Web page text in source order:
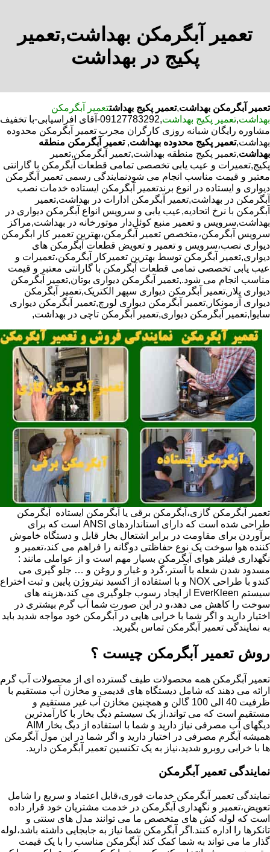
تعمیر آبگرمکن بهداشت,تعمیر
پکیج در بهداشت
تعمیر آبگرمکن بهداشت,تعمیر پکیج بهداشتتعمیر آبگرمکن
بهداشت,تعمیر پکیج بهداشت
,09127783292-آقای افراسیابی-با تخفیف
مشاوره رایگان شبانه روزی کارگران مجرب تعمیر آبگرمکن محدوده
بهداشت,تعمیر پکیج محدوده بهداشت, تعمیر آبگرمکن منطقه
بهداشت,تعمیر پکیج منطقه بهداشت,تعمیر آبگرمکن,تعمیر
پکیج,تعمیرات و عیب یابی تخصصی تمامی قطعات آبگرمکن با گارانتی
معتبر و قیمت مناسب انجام می شودنمایندگی رسمی تعمیر آبگرمکن
دیواری و ایستاده در انوع برندتعمیر آبگرمکن ایستاده خدمات نصب
آبگرمکن در بهداشت,تعمیر آبگرمکن ادارات در بهداشت,تعمیر
آبگرمکن با نرخ اتحادیه,عیب یابی و سرویس انواع آبگرمکن دیواری در
بهداشت,سرویس و تعمیر منبع کوئل‌دار موتورخانه در بهداشت,مراکز
سرویس آبگرمکن،متخصص تعمیر آبگرمکن،بهترین تعمیر کار ابگرمکن
دیواری نصب،سرویس و تعمیر و تعویض قطعات آبگرمکن های
دیواری,تعمیر آبگرمکن توسط بهترین تعمیرکار آبگرمکن،تعمیرات و
عیب یابی تخصصی تمامی قطعات آبگرمکن با گارانتی معتبر و قیمت
مناسب انجام می شود.,تعمیر آبگرمکن دیواری بوتان,تعمیر آبگرمکن
دیواری پلار,تعمیر آبگرمکن دیواری سپهر الکتریک,تعمیر آبگرمکن
دیواری آزمونکار,تعمیر آبگرمکن دیواری لورچ,تعمیر آبگرمکن دیواری
سایوا,تعمیر آبگرمکن دیواری,تعمیر آبگرمکن تاچی در بهداشت,
تعمیر آبگرمکن گازی،آبگرمکن برقی یا آبگرمکن ایستاده ​ آبگرمکن
طراحی شده است که دارای استانداردهای ANSI است که برای
برآوردن برای مقاومت در برابر اشتعال بخار قابل و دستگاه خاموش
کننده هوا سوخت یک نوع حفاظتی دوگانه را فراهم می کند،تعمیر و
نگهداری فیلتر هوای آبگرمکن بسیار مهم است و از عواملی مانند :
مسدود شدن شعله با آستر،گرد و غبار و روغن و … جلو گیری می
کندو با طراحی NOX و با استفاده از اکسید نیتروژن پایین و ثبت اختراع
سیستم EverKleen از ایجاد رسوب جلوگیری می کند،هزینه های
سوخت را کاهش می دهد،و در این صورت شما آب گرم بیشتری در
اختیار دارید و اگر شما با خرابی هایی در آبگرمکن خود مواجه شدید باید
به نمایندگی تعمیر آبگرمکن تماس بگیرید.
روش تعمیر آبگرمکن چیست ؟
تعمیر آبگرمکن همه محصولات طیف گسترده ای از محصولات آب گرم
ارائه می دهند که شامل دیستگاه های قدیمی و مخازن آب مستقیم با
ظرفیت 40 الی 100 گالن و همچنین مخازن آب غیر مستقیم و
مستقیم است که می تواند،از یک سیستم دیگ بخار با کارآمدترین
دیگهای آب مصرفی نیاز دارید و شما با استفاده از دیگ بخار AIM
همیشه آبگرم مصرفی در اختیار دارید و اگر شما در این مول آبگرمکن
ها با خرابی روبرو شدید،نیاز به یک تکنسین تعمیر آبگرمکن دارید.
نمایندگی تعمیر آبگرمکن
نمایندگی تعمیر آبگرمکن خدمات فوری،قابل اعتماد و سریع را شامل
تعویض،تعمیر و نگهداری آبگرمکن در خدمت مشتریان خود قرار داده
است که لوله کش های متخصص ما می توانند مدل های سنتی و
تانکرها را اداره کنند.اگر آبگرمکن شما نیاز به جابجایی داشته باشد،لوله
گذار ما می تواند به شما کمک کند آبگرمکن مناسب را با یک قیمت